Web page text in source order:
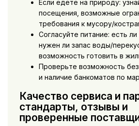
Если едете на природу:
посещения, возможные
требования к мусору/
Согласуйте питание: есть
нужен ли запас воды/
возможность готовить в
Проверьте возможность
и наличие банкоматов по
Качество сервиса и
стандарты, отзывы и
проверенные